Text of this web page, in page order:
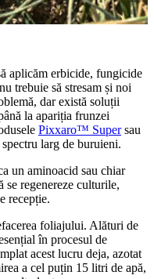
aplicăm erbicide, fungicide
trebuie să stresam și noi
dar există soluții
la apariția frunzei
Pixxaro™ Supersau
larg de buruieni.
un aminoacid sau chiar
se regenereze culturile,
recepție.
foliajului. Alături de
în procesul de
acest lucru deja, azotat
a cel puțin 15 litri de apă,